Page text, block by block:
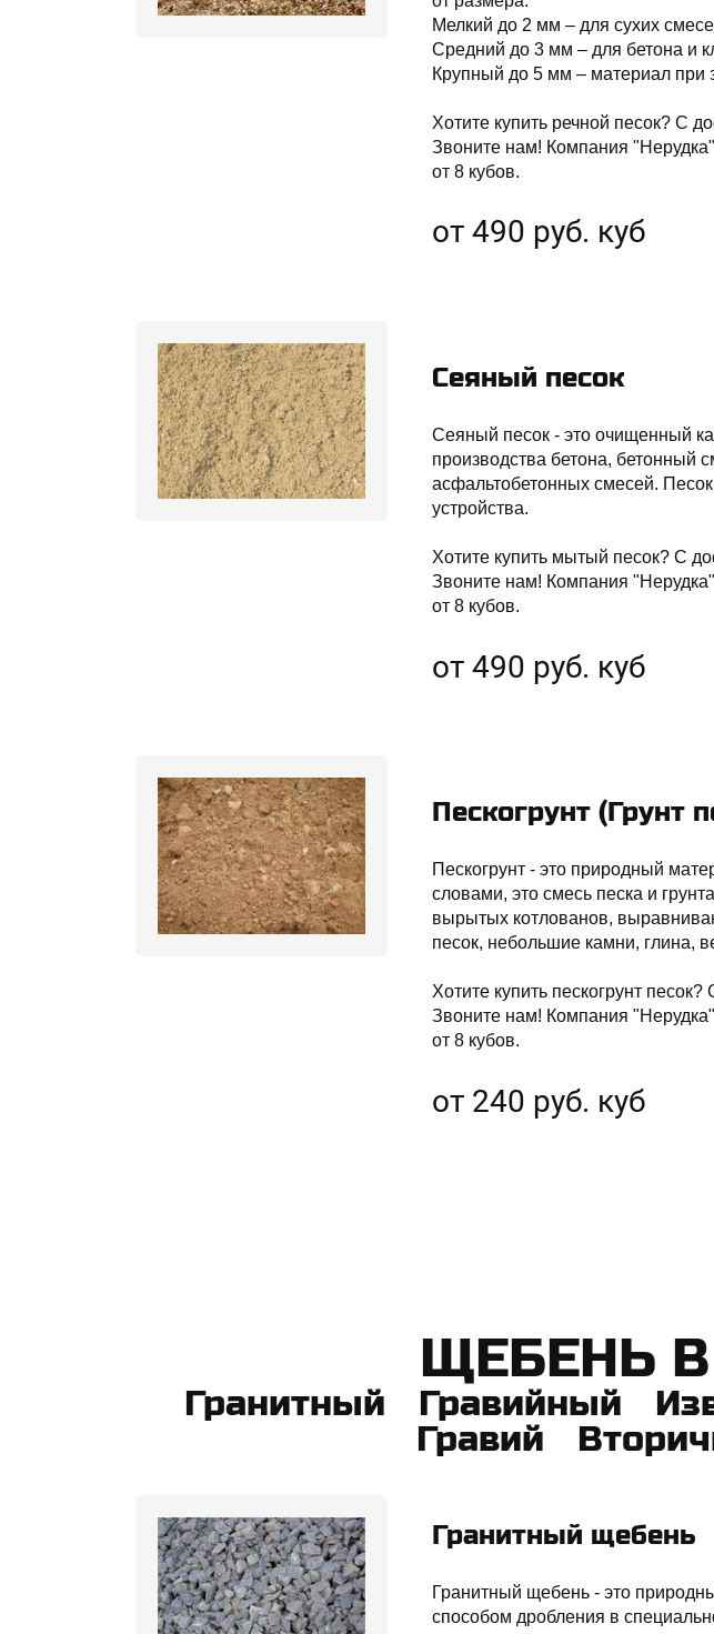
Мелкий до 2 мм – для сухих
Средний до 3 мм – для бетона и
Крупный до 5 мм – материал при
Хотите купить речной песок? С
Звоните нам! Компания
от 8 кубов.
от 490 руб. куб
Сеяный песок
Сеяный песок - это очищенный
производства бетона, бетонный
асфальтобетонных смесей.
устройства.
Хотите купить мытый песок? С
Звоните нам! Компания
от 8 кубов.
от 490 руб. куб
Пескогрунт (Грунт
Пескогрунт - это природный
словами, это смесь песка и
вырытых котлованов,
песок, небольшие камни, глина,
Хотите купить пескогрунт
Звоните нам! Компания
от 8 кубов.
от 240 руб. куб
​ЩЕБЕНЬ
Гранитный Гравийный
Гравий
Гранитный щебень
Гранитный щебень - это
способом дробления в